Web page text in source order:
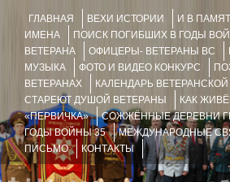
ГЛАВНАЯ ВЕХИ ИСТОРИИ
И В
ИМЕНА
ПОИСК ПОГИБШИХ В ГОДЫ
ВЕТЕРАНА
ОФИЦЕРЫ- ВЕТЕРАНЫ ВС
МУЗЫКА
ФОТО И ВИДЕО КОНКУРС
ВЕТЕРАНАХ
КАЛЕНДАРЬ
СТАРЕЮТ ДУШОЙ ВЕТЕРАНЫ
КАК
«ПЕРВИЧКА»
СОЖЖЁННЫЕ ДЕРЕВНИ
ГОДЫ ВОЙНЫ 35
МЕЖДУНАРОДНЫЕ
ПИСЬМО
КОНТАКТЫ